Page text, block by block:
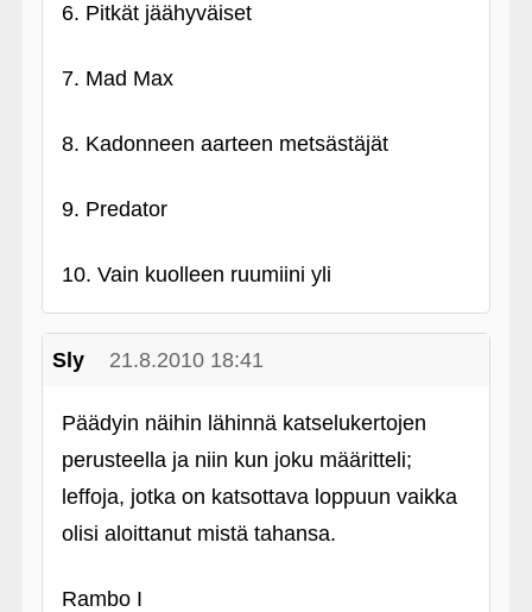
6. Pitkät jäähyväiset
7. Mad Max
8. Kadonneen aarteen metsästäjät
9. Predator
10. Vain kuolleen ruumiini yli
Sly 21.8.2010 18:41
Päädyin näihin lähinnä katselukertojen
perusteella ja niin kun joku määritteli;
leffoja, jotka on katsottava loppuun vaikka
olisi aloittanut mistä tahansa.
Rambo I